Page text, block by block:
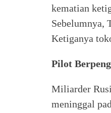
kematian
Sebelumnya,
Ketiganya
Pilot
Miliarder
meninggal